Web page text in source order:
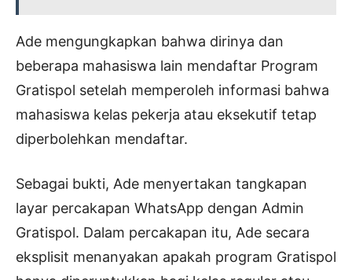
Ade mengungkapkan bahwa dirinya dan
beberapa mahasiswa lain mendaftar Program
Gratispol setelah memperoleh informasi bahwa
mahasiswa kelas pekerja atau eksekutif tetap
diperbolehkan mendaftar.
Sebagai bukti, Ade menyertakan tangkapan
layar percakapan WhatsApp dengan Admin
Gratispol. Dalam percakapan itu, Ade secara
eksplisit menanyakan apakah program Gratispol